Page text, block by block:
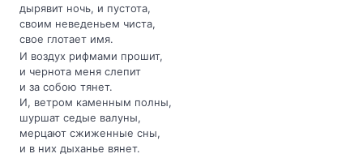
дырявит ночь, и пустота,
своим неведеньем чиста,
свое глотает имя.
И воздух рифмами прошит,
и чернота меня слепит
и за собою тянет.
И, ветром каменным полны,
шуршат седые валуны,
мерцают сжиженные сны,
и в них дыханье вянет.